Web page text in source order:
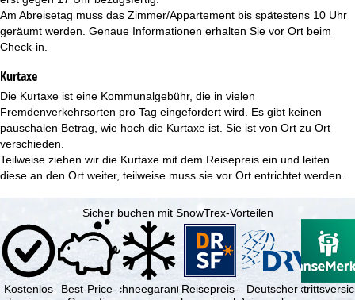
Am Abreisetag muss das Zimmer/Appartement bis spätestens 10 Uhr
geräumt werden. Genaue Informationen erhalten Sie vor Ort beim
Check-in.
Kurtaxe
Die Kurtaxe ist eine Kommunalgebühr, die in vielen
Fremdenverkehrsorten pro Tag eingefordert wird. Es gibt keinen
pauschalen Betrag, wie hoch die Kurtaxe ist. Sie ist von Ort zu Ort
verschieden.
Teilweise ziehen wir die Kurtaxe mit dem Reisepreis ein und leiten
diese an den Ort weiter, teilweise muss sie vor Ort entrichtet werden.
Sicher buchen mit SnowTrex-Vorteilen
Kostenlos
Best-Price-SchneegarantieReisepreis-
Deutscher